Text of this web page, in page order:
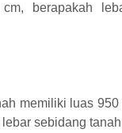
berapakah
memiliki luas 950
sebidang